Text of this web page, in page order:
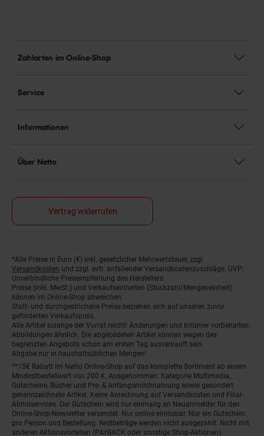
Zahlarten im Online-Shop
Service
Informationen
Über Netto
Vertrag widerrufen
Fußnoten
*Alle Preise in Euro (€) inkl. gesetzlicher Mehrwertsteuer, zzgl.
Versandkosten und zzgl. evtl. anfallender Versandkostenzuschläge. UVP:
Unverbindliche Preisempfehlung des Herstellers.
Preise (inkl. MwSt.) und Verkaufseinheiten (Stückzahl/Mengeneinheit)
können im Online-Shop abweichen.
Statt- und durchgestrichene Preise beziehen sich auf unseren zuvor
geforderten Verkaufspreis.
Alle Artikel solange der Vorrat reicht! Änderungen und Irrtümer vorbehalten.
Abbildungen ähnlich. Die abgebildeten Artikel können wegen des
begrenzten Angebots schon am ersten Tag ausverkauft sein.
Abgabe nur in haushaltsüblichen Mengen!
**15€ Rabatt im Netto Online-Shop auf das komplette Sortiment ab einem
Mindestbestellwert von 200 €. Ausgenommen: Kategorie Multimedia,
Gutscheine, Bücher und Pre- & Anfangsmilchnahrung sowie gesondert
gekennzeichnete Artikel. Keine Anrechnung auf Versandkosten und Filial-
Abholservices. Der Gutschein wird nur einmalig an Neuanmelder für den
Online-Shop-Newsletter versendet. Nur online einlösbar. Nur ein Gutschein
pro Person und Bestellung. Restbeträge werden nicht ausgezahlt. Nicht mit
anderen Aktionsvorteilen (PAYBACK oder sonstige Shop-Aktionen)